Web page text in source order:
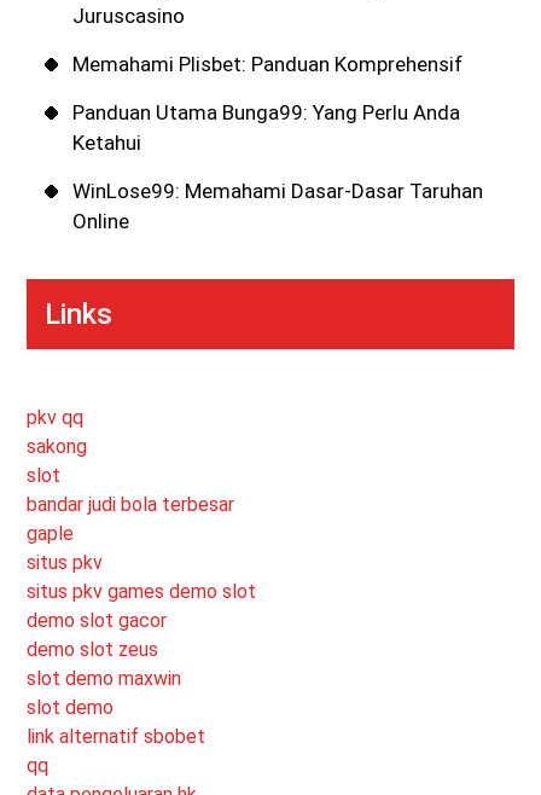
Juruscasino
Memahami Plisbet: Panduan Komprehensif
Panduan Utama Bunga99: Yang Perlu Anda
Ketahui
WinLose99: Memahami Dasar-Dasar Taruhan
Online
Links
pkv qq
sakong
slot
bandar judi bola terbesar
gaple
situs pkv
situs pkv games demo slot
demo slot gacor
demo slot zeus
slot demo maxwin
slot demo
link alternatif sbobet
qq